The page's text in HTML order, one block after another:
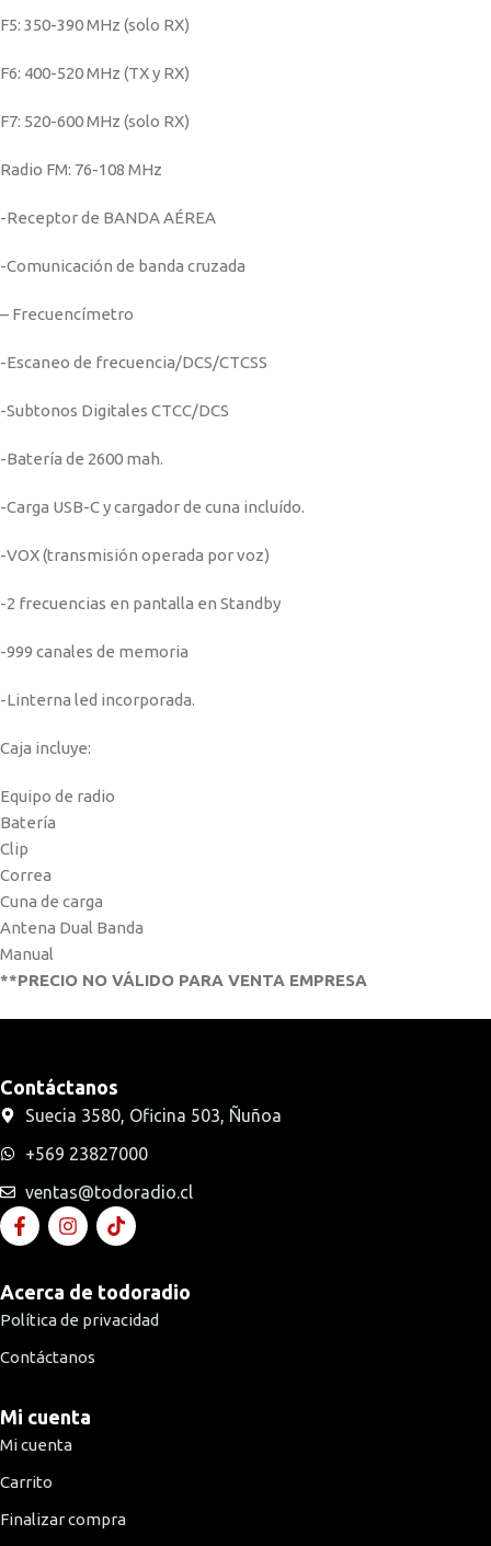
F5: 350-390 MHz (solo RX)
F6: 400-520 MHz (TX y RX)
F7: 520-600 MHz (solo RX)
Radio FM: 76-108 MHz
-Receptor de BANDA AÉREA
-Comunicación de banda cruzada
– Frecuencímetro
-Escaneo de frecuencia/DCS/CTCSS
-Subtonos Digitales CTCC/DCS
-Batería de 2600 mah.
-Carga USB-C y cargador de cuna incluído.
-VOX (transmisión operada por voz)
-2 frecuencias en pantalla en Standby
-999 canales de memoria
-Linterna led incorporada.
Caja incluye:
Equipo de radio
Batería
Clip
Correa
Cuna de carga
Antena Dual Banda
Manual
**PRECIO NO VÁLIDO PARA VENTA EMPRESA
Contáctanos
Suecia 3580, Oficina 503, Ñuñoa
+569 23827000
ventas@todoradio.cl
Acerca de todoradio
Política de privacidad
Contáctanos
Mi cuenta
Mi cuenta
Carrito
Finalizar compra